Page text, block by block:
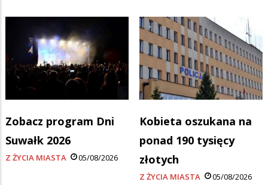
Zobacz program Dni
Suwałk 2026
Z ŻYCIA MIASTA 05/08/2026
Kobieta oszukana na
ponad 190 tysięcy
złotych
Z ŻYCIA MIASTA 05/08/2026